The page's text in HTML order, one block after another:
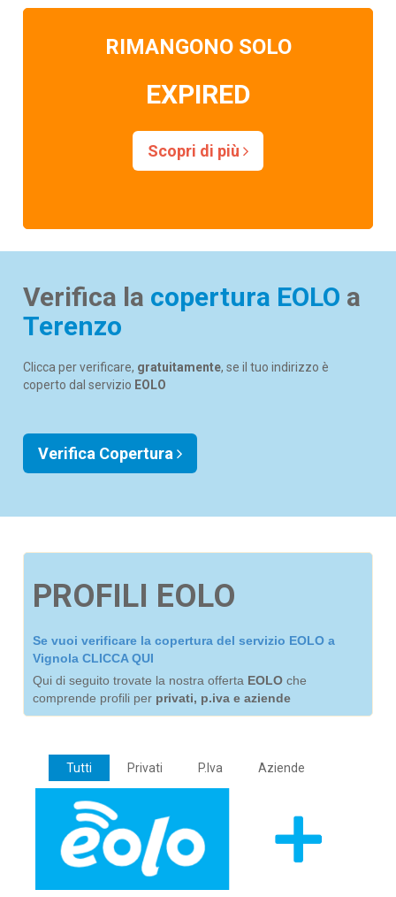
RIMANGONO SOLO
EXPIRED
Scopri di più
Verifica la copertura EOLO a
Terenzo
Clicca per verificare, gratuitamente, se il tuo indirizzo è
coperto dal servizio EOLO
Verifica Copertura
PROFILI EOLO
Se vuoi verificare la copertura del servizio EOLO a
Vignola CLICCA QUI
Qui di seguito trovate la nostra offerta EOLO che
comprende profili per privati, p.iva e aziende
Tutti Privati P.Iva Aziende